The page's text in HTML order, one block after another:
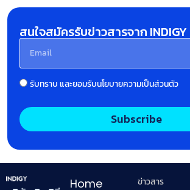
สนใจสมัครรับข่าวสารจาก INDIGY
รับทราบ และยอมรับนโยบายความเป็นส่วนตัว
Subscribe
Home
ข่าวสาร